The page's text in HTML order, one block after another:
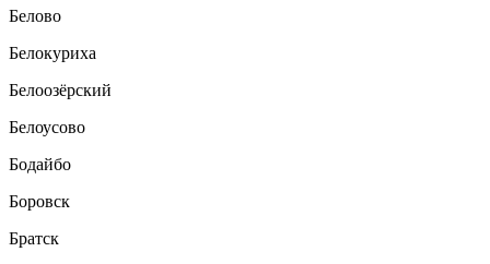
Белово
Белокуриха
Белоозёрский
Белоусово
Бодайбо
Боровск
Братск